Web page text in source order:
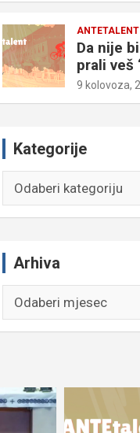
ANTETALENT
Da nije
prali veš
9 kolovoza,
Kategorije
Arhiva